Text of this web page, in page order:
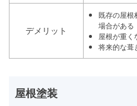
デメリット
既存の屋根
場合がある
屋根が重く
将来的な葺
屋根塗装